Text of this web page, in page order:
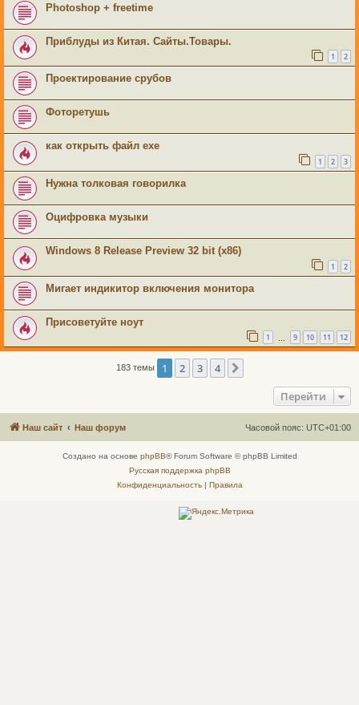
Photoshop + freetime
Приблуды из Китая. Сайты.Товары.
1 2
Проектирование срубов
Фоторетушь
как открыть файл ехе
1 2 3
Нужна толковая говорилка
Оцифровка музыки
Windows 8 Release Preview 32 bit (x86)
1 2
Мигает индикитор включения монитора
Присоветуйте ноут
1 9 10 11 12
183 темы 1 2 3 4
Перейти
Наш сайт Наш форум Часовой пояс: UTC+01:00
Создано на основе phpBB® Forum Software © phpBB Limited
Русская поддержка phpBB
Конфиденциальность| Правила